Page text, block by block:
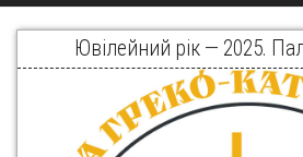
Ювілейний рік — 2025.